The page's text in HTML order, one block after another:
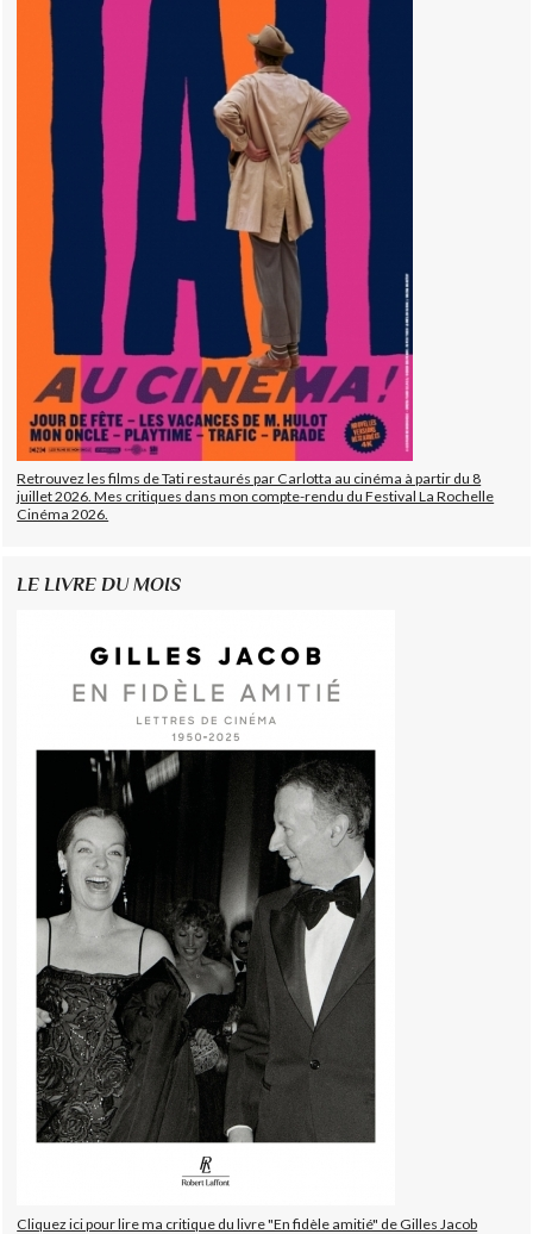
Retrouvez les films de Tati restaurés par Carlotta au cinéma à partir du 8
juillet 2026. Mes critiques dans mon compte-rendu du Festival La Rochelle
Cinéma 2026.
LE LIVRE DU MOIS
Cliquez ici pour lire ma critique du livre "En fidèle amitié" de Gilles Jacob